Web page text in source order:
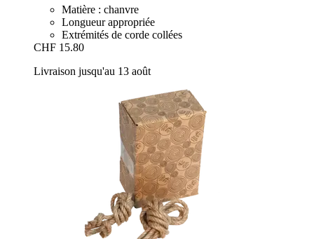
Matière : chanvre
Longueur appropriée
Extrémités de corde collées
CHF 15.80
Livraison jusqu'au 13 août